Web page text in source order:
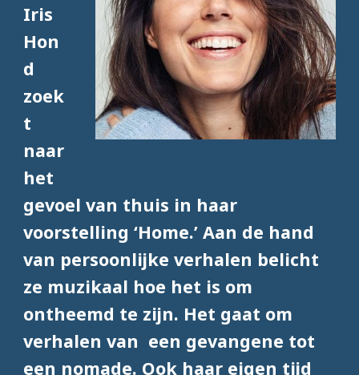
Iris
Hon
d
zoek
t
naar
het
gevoel van thuis in haar
voorstelling ‘Home.’ Aan de hand
van persoonlijke verhalen belicht
ze muzikaal hoe het is om
ontheemd te zijn. Het gaat om
verhalen van een gevangene tot
een nomade. Ook haar eigen tijd